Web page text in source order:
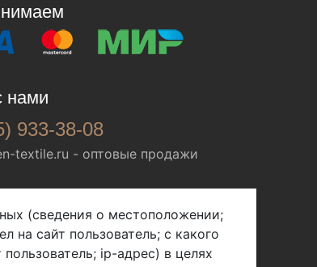
нами
933-38-08
textile.ru - оптовые продажи
(сведения о местоположении;
на сайт пользователь; с какого
ip-адрес) в целях